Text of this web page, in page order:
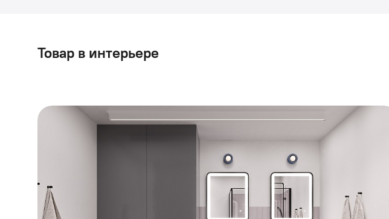
Товар в интерьере